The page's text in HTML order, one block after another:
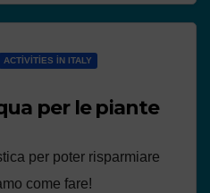
ACTIVITIES IN ITALY
per le piante
per poter risparmiare
come fare!